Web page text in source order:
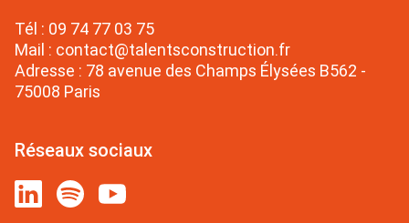
Tél : 09 74 77 03 75
Mail : contact@talentsconstruction.fr
Adresse : 78 avenue des Champs Élysées B562 -
75008 Paris
Réseaux sociaux